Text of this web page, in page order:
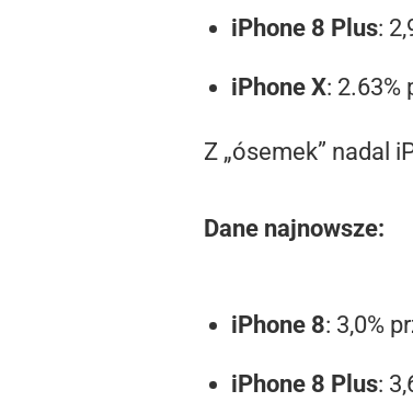
iPhone 8 Plus:
iPhone X: 2.63%
Z „ósemek” nadal
Dane najnowsze:
iPhone 8: 3,0%
iPhone 8 Plus: